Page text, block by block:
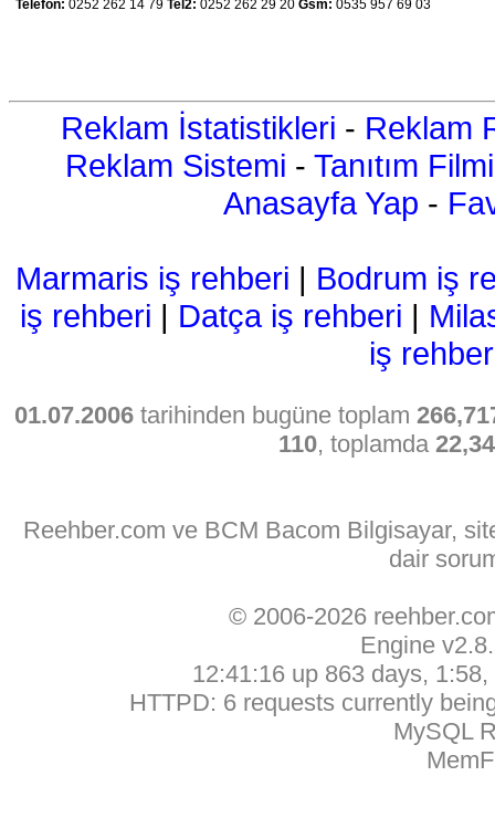
Telefon: 0252 262 14 79 Tel2: 0252 262 29 20 Gsm: 0535 957 69 03
Reklam İstatistikleri - Reklam
Reklam Sistemi - Tanıtım Filmi
Anasayfa Yap -
Marmaris iş rehberi | Bodrum iş
iş rehberi | Datça iş rehberi |
iş
01.07.2006tarihinden bugüne toplam
110, toplamda
Reehber.com ve BCM Bacom Bilgisayar,
dair
© 2006-2026
Engine
12:41:16 up 863 days,
HTTPD: 6 requests currently
MySQL